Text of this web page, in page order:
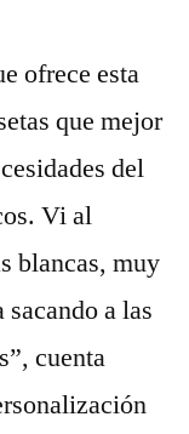
ofrece esta
que mejor
del
Vi al
blancas, muy
a las
cuenta